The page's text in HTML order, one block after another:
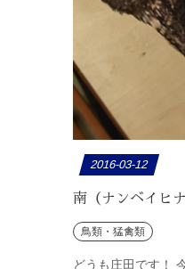
2016-03-12
南（ナンベイヒ
鳥類・猛禽類
どうも庄田です！